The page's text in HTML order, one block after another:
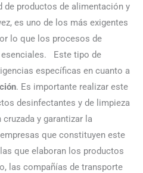
de productos de alimentación y
es uno de los más exigentes
lo que los procesos de
Este tipo de
específicas en cuanto a
. Es importante realizar este
desinfectantes y de limpieza
y garantizar la
que constituyen este
que elaboran los productos
las compañías de transporte